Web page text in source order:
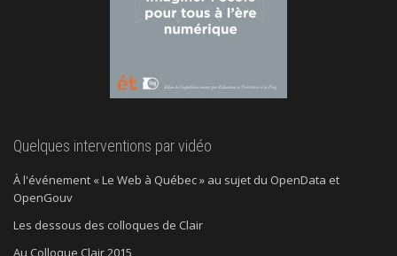
Quelques interventions par vidéo
À l'événement « Le Web à Québec » au sujet du OpenData et
OpenGouv
Les dessous des colloques de Clair